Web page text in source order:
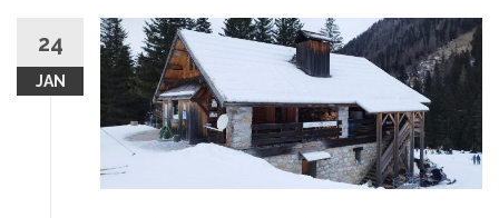
contenu
24
JAN